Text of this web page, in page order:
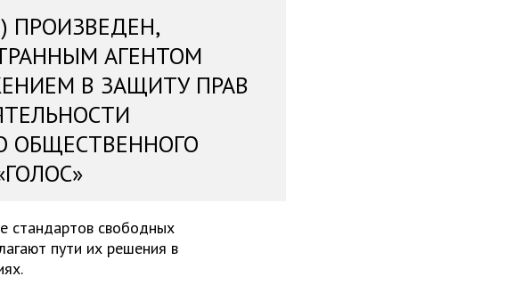
ПРОИЗВЕДЕН,
АГЕНТОМ
В ЗАЩИТУ ПРАВ
ОБЩЕСТВЕННОГО
стандартов свободных
пути их решения в